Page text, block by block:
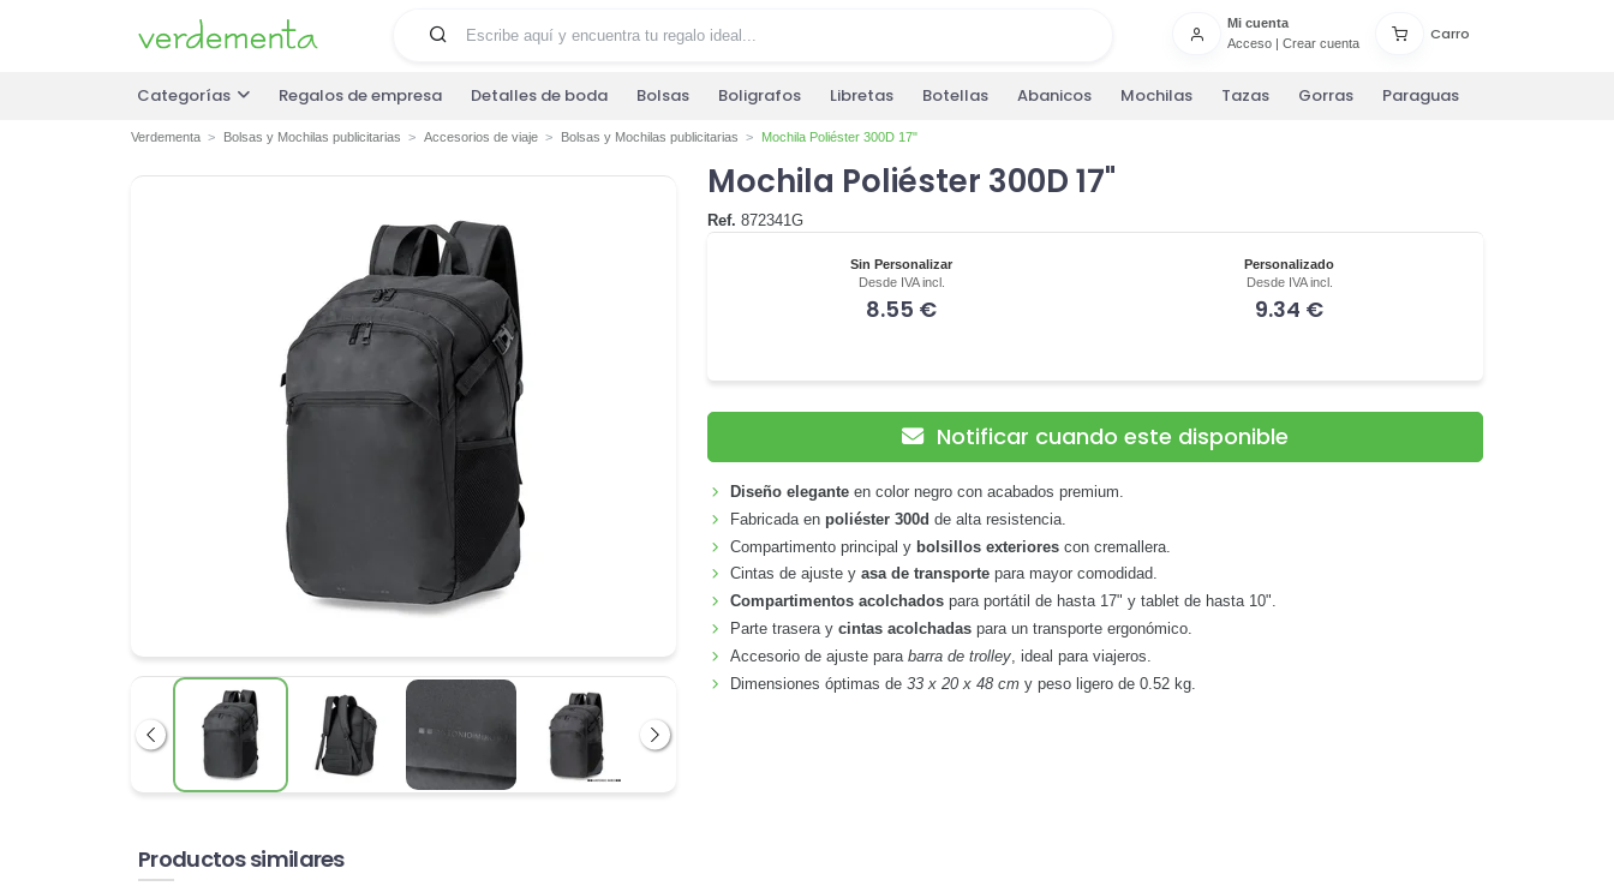
Mi cuenta
Acceso| Crear cuenta
Carro
Categorías Regalos de empresa Detalles de boda Bolsas Boligrafos Libretas Botellas Abanicos Mochilas Tazas Gorras Paraguas
Verdementa Bolsas y Mochilas publicitarias Accesorios de viaje Bolsas y Mochilas publicitarias Mochila Poliéster 300D 17"
Anterior Siguiente
Mochila Poliéster 300D 17"
Ref. 872341G
Sin Personalizar
Desde IVA incl.
8.55 €
Personalizado
Desde IVA incl.
9.34 €
Notificar cuando este disponible
Diseño elegante en color negro con acabados premium.
Fabricada en poliéster 300d de alta resistencia.
Compartimento principal y bolsillos exteriores con cremallera.
Cintas de ajuste yasa de transporte para mayor comodidad.
Compartimentos acolchados para portátil de hasta 17" y tablet de hasta 10".
Parte trasera ycintas acolchadas para un transporte ergonómico.
Accesorio de ajuste parabarra de trolley, ideal para viajeros.
Dimensiones óptimas de33 x 20 x 48 cm y peso ligero de 0.52 kg.
Productos similares